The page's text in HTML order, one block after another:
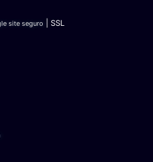
site seguro | SSL